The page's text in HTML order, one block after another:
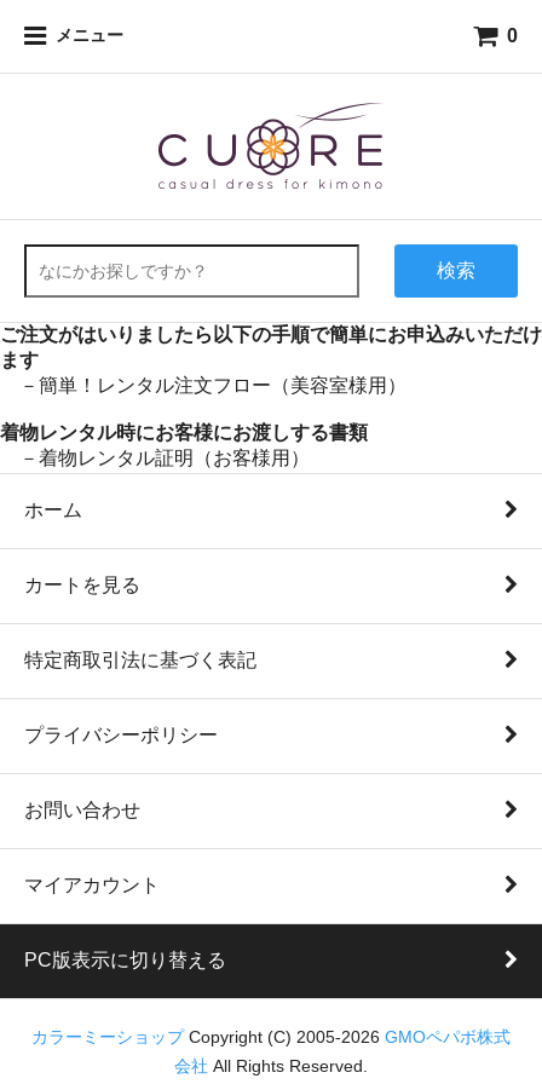
メニュー 0
検索
ご注文がはいりましたら以下の手順で簡単にお申込みいただけ
ます
－簡単！レンタル注文フロー（美容室様用）
着物レンタル時にお客様にお渡しする書類
－着物レンタル証明（お客様用）
ホーム
カートを見る
特定商取引法に基づく表記
プライバシーポリシー
お問い合わせ
マイアカウント
PC版表示に切り替える
カラーミーショップ Copyright (C) 2005-2026 GMOペパボ株式
会社 All Rights Reserved.